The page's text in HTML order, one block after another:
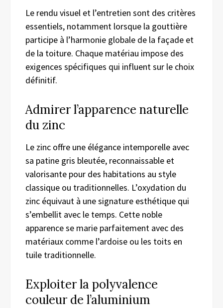
Le rendu visuel et l’entretien sont des critères
essentiels, notamment lorsque la gouttière
participe à l’harmonie globale de la façade et
de la toiture. Chaque matériau impose des
exigences spécifiques qui influent sur le choix
définitif.
Admirer l’apparence naturelle
du zinc
Le zinc offre une élégance intemporelle avec
sa patine gris bleutée, reconnaissable et
valorisante pour des habitations au style
classique ou traditionnelles. L’oxydation du
zinc équivaut à une signature esthétique qui
s’embellit avec le temps. Cette noble
apparence se marie parfaitement avec des
matériaux comme l’ardoise ou les toits en
tuile traditionnelle.
Exploiter la polyvalence
couleur de l’aluminium